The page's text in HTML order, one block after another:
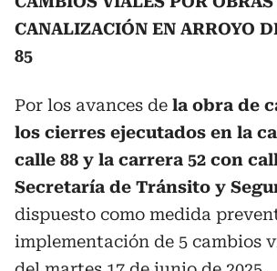
CANALIZACIÓN EN ARROYO
85
Por los avances de la obra de
los cierres ejecutados en la
calle 88 y la carrera 52 con
Secretaría de Tránsito y
dispuesto como medida
implementación de 5 cambios